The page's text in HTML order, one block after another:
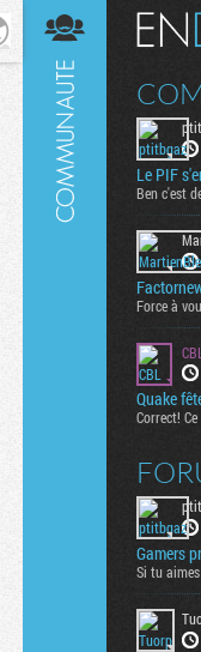
Digest
Le PIF
Ben c'est
Force à
CBL
Quake
Correct!
Gamers
Si tu